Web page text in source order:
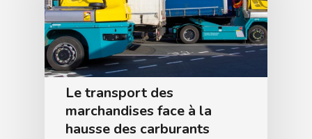
Le transport des
marchandises face à la
hausse des carburants